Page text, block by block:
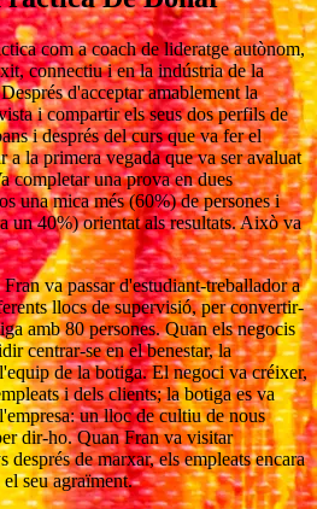
com a coach de lideratge autònom,
connectiu i en la indústria de la
d'acceptar amablement la
i compartir els seus dos perfils de
i després del curs que va fer el
a la primera vegada que va ser avaluat
completar una prova en dues
una mica més (60%) de persones i
un 40%) orientat als resultats. Això va
va passar d'estudiant-treballador a
llocs de supervisió, per convertir-
amb 80 persones. Quan els negocis
centrar-se en el benestar, la
de la botiga. El negoci va créixer,
i dels clients; la botiga es va
un lloc de cultiu de nous
dir-ho. Quan Fran va visitar
després de marxar, els empleats encara
seu agraïment.